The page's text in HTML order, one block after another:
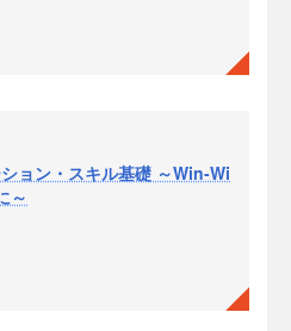
ョン・スキル基礎 ～Win-Wi
～